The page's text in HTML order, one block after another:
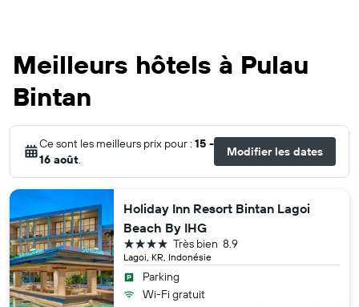
Meilleurs hôtels à Pulau
Bintan
Ce sont les meilleurs prix pour : 15 -
16 août.
Modifier les dates
Holiday Inn Resort Bintan Lagoi
Beach By IHG
Lagoi, KR, Indonésie
8.9
Très bien
4 étoiles
Parking
Wi-Fi gratuit